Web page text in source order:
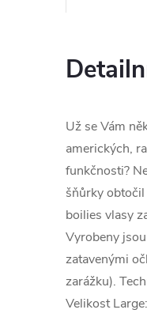
Už se Vám
amerických,
funkčnosti?
šňůrky
boilies vlasy
Vyrobeny
zatavenými
zarážku).
Velikost